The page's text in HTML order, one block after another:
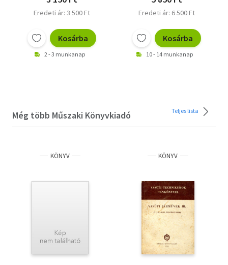
Eredeti ár: 3 500 Ft
Kosárba
2 - 3 munkanap
Eredeti ár: 6 500 Ft
Kosárba
10 - 14 munkanap
Még több Műszaki Könyvkiadó Teljes lista
KÖNYV KÖNYV